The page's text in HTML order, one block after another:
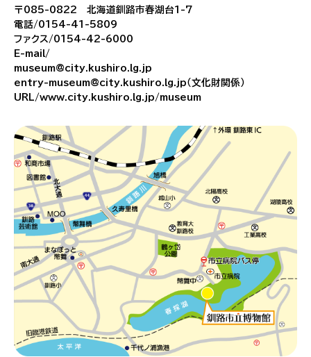
〒085-0822 北海道釧路市春湖台1-7
電話/0154-41-5809
ファクス/0154-42-6000
E-mail/
museum@city.kushiro.lg.jp
entry-museum@city.kushiro.lg.jp（文化財関係）
URL/www.city.kushiro.lg.jp/museum